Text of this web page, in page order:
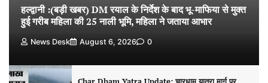
हल्द्वानी :(बड़ी खबर) DM रयाल के निर्देश के बाद भू-माफिया से मुक्त
हुई गरीब महिला की 25 नाली भूमि, महिला ने जताया आभार
News Desk August 6, 2026 0